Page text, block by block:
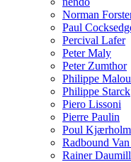
Norman
Paul
Percival Lafer
Peter Maly
Peter Zumthor
Philippe
Philippe Starck
Piero Lissoni
Pierre Paulin
Poul Kjærholm
Radbound
Rainer